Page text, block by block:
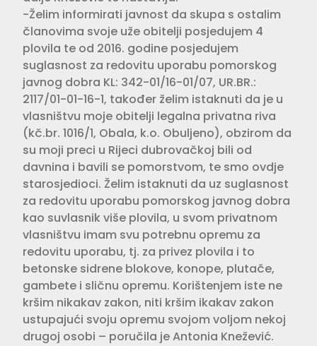
-Želim informirati javnost da skupa s ostalim
članovima svoje uže obitelji posjedujem 4
plovila te od 2016. godine posjedujem
suglasnost za redovitu uporabu pomorskog
javnog dobra KL: 342-01/16-01/07, UR.BR.:
2117/01-01-16-1, također želim istaknuti da je u
vlasništvu moje obitelji legalna privatna riva
(kč.br. 1016/1, Obala, k.o. Obuljeno), obzirom da
su moji preci u Rijeci dubrovačkoj bili od
davnina i bavili se pomorstvom, te smo ovdje
starosjedioci. Želim istaknuti da uz suglasnost
za redovitu uporabu pomorskog javnog dobra
kao suvlasnik više plovila, u svom privatnom
vlasništvu imam svu potrebnu opremu za
redovitu uporabu, tj. za privez plovila i to
betonske sidrene blokove, konope, plutače,
gambete i sličnu opremu. Korištenjem iste ne
kršim nikakav zakon, niti kršim ikakav zakon
ustupajući svoju opremu svojom voljom nekoj
drugoj osobi – poručila je Antonia Knežević.